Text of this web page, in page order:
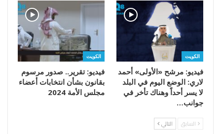
الكويت
فيديو: مرشح «الأولى» أحمد
لاري: الوضع اليوم في البلد
لا يسر أحداً وهناك تأخر في
جوانب…
الكويت
فيديو: تقرير.. صدور مرسوم
بقانون بشأن انتخابات أعضاء
مجلس الأمة 2024
السابق التالي